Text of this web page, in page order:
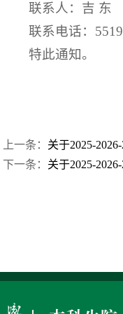
联系人：吉 东
联系电话：
特此通知。
上一条： 关于2025-
下一条： 关于2025-